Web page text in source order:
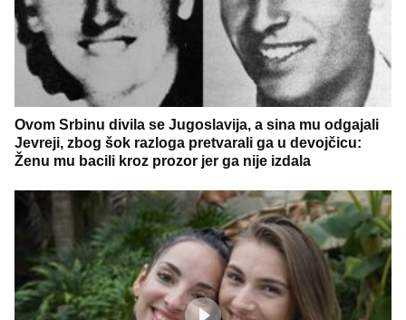
Ovom Srbinu divila se Jugoslavija, a sina mu odgajali
Jevreji, zbog šok razloga pretvarali ga u devojčicu:
Ženu mu bacili kroz prozor jer ga nije izdala